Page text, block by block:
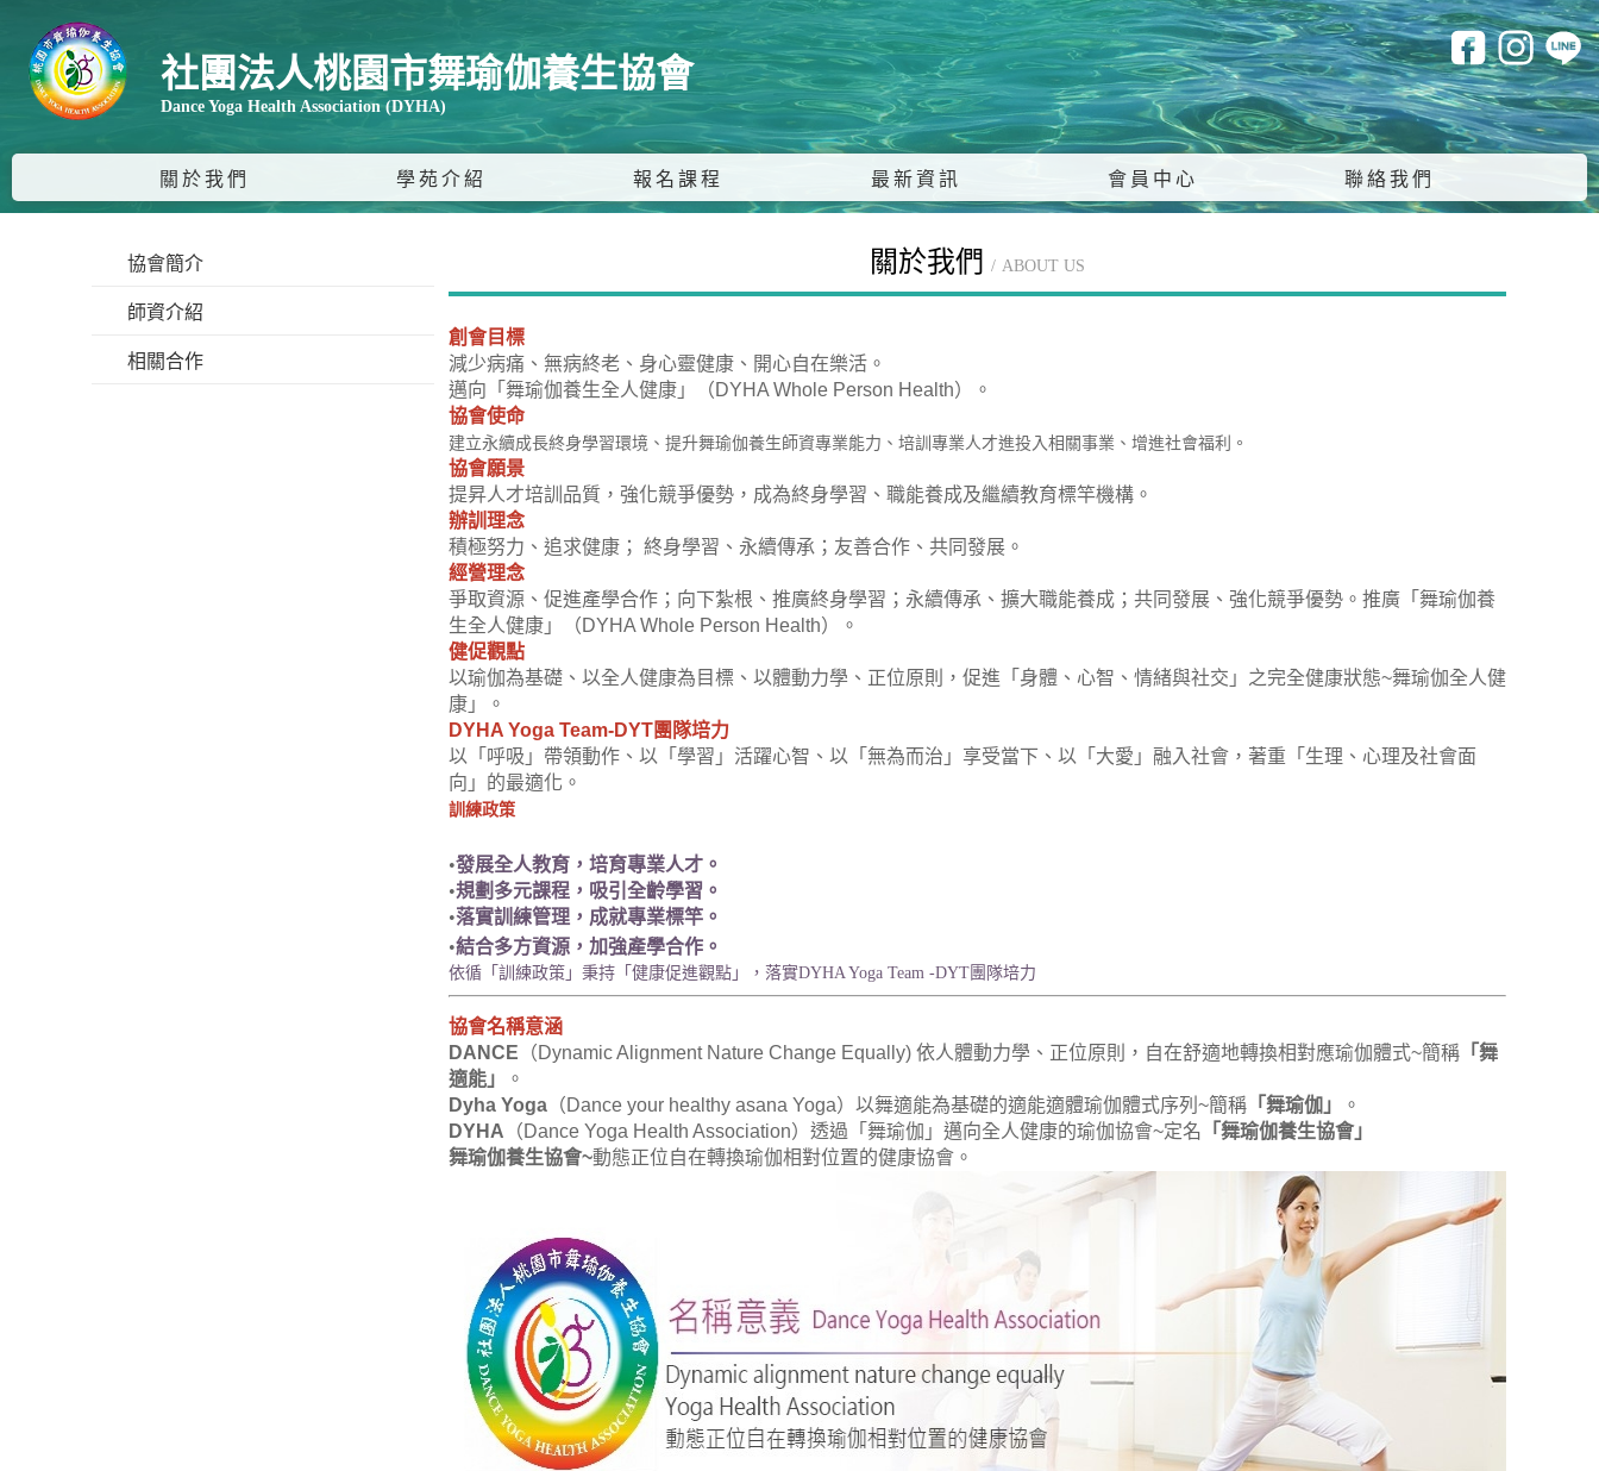
社團法人桃園市舞瑜伽養生協會
Dance Yoga Health Association (DYHA)
關於我們 學苑介紹 報名課程 最新資訊 會員中心 聯絡我們
協會簡介
師資介紹
相關合作
關於我們 ABOUT US
創會目標
減少病痛、無病終老、身心靈健康、開心自在樂活。
邁向「舞瑜伽養生全人健康」（DYHA Whole Person Health）
。
協會使命
建立永續成長終身學習環境、提升舞瑜伽養生師資專業能力、培訓專業人才進投入相關事業、增進社會福利。
協會願景
提昇人才培訓品質，強化競爭優勢，成為終身學習、職能養成及繼續教育標竿機構。
辦訓理念
積極努力、追求健康； 終身學習、永續傳承；友善合作、共同發展。
經營理念
爭取資源、促進產學合作；向下紮根、推廣終身學習；永續傳承、擴大職能養成；共同發展、強化競爭優勢。推廣「舞瑜伽養
生全人健康」（DYHA Whole Person Health）
。
健促觀點
以瑜伽為基礎、以全人健康為目標、以體動力學、正位原則，促進「身體、心智、情緒與社交」之完全健康狀態~舞瑜伽全人健
康」。
DYHA Yoga Team-DYT團隊培力
以「呼吸」帶領動作、以「學習」活躍心智、以「無為而治」享受當下、以「大愛」融入社會，著重「生理、心理及社會面
向」的最適化。
訓練政策
•發展全人教育，培育專業人才。
•規劃多元課程，吸引全齡學習。
•落實訓練管理，成就專業標竿。
•結合多方資源，加強產學合作。
依循「訓練政策」秉持「健康促進觀點」，落實DYHAYoga Team -DYT團 隊培力
協會名稱意涵
DANCE （Dynamic Alignment Nature Change Equally) 依人體動力學、正位原則，自在舒適地轉換相對應瑜伽體式~簡稱 「舞
適能」
。
Dyha Yoga （Dance your healthy asana Yoga）以舞適能為基礎的適能適體瑜伽體式序列~簡稱 「舞瑜伽」
。
DYHA （Dance Yoga Health Association）透過「舞瑜伽」邁向全人健康的瑜伽協會~定名 「舞瑜伽養生協會」
舞瑜伽養生協會~動態正位自在轉換瑜伽相對位置的健康協會。